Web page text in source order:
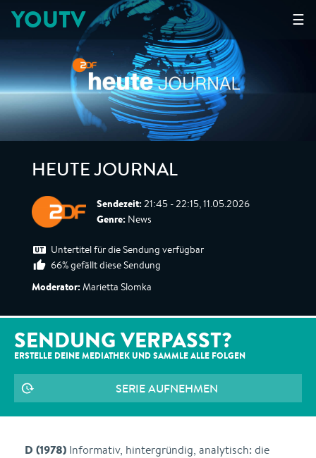
☰
YOUTV
HEUTE JOURNAL
Sendezeit: 21:45 - 22:15, 11.05.2026
Genre: News
Untertitel für die Sendung verfügbar
66% gefällt diese Sendung
Moderator: Marietta Slomka
SENDUNG VERPASST?
ERSTELLE DEINE MEDIATHEK UND SAMMLE ALLE FOLGEN
SERIE AUFNEHMEN
D (1978) Informativ, hintergründig, analytisch: die